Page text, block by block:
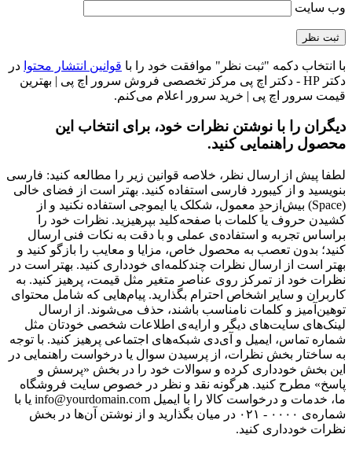
وب‌ سایت
با انتخاب دکمه "ثبت نظر" موافقت خود را با قوانین انتشار محتوا در
دکتر HP - دکتر اچ پی مرکز تخصصی فروش سرور اچ پی | بهترین
قیمت سرور اچ پی | خرید سرور اعلام می‌کنم.
دیگران را با نوشتن نظرات خود، برای انتخاب این
محصول راهنمایی کنید.
لطفا پیش از ارسال نظر، خلاصه قوانین زیر را مطالعه کنید: فارسی
بنویسید و از کیبورد فارسی استفاده کنید. بهتر است از فضای خالی
(Space) بیش‌از‌حدِ معمول، شکلک یا ایموجی استفاده نکنید و از
کشیدن حروف یا کلمات با صفحه‌کلید بپرهیزید. نظرات خود را
براساس تجربه و استفاده‌ی عملی و با دقت به نکات فنی ارسال
کنید؛ بدون تعصب به محصول خاص، مزایا و معایب را بازگو کنید و
بهتر است از ارسال نظرات چندکلمه‌‌ای خودداری کنید. بهتر است در
نظرات خود از تمرکز روی عناصر متغیر مثل قیمت، پرهیز کنید. به
کاربران و سایر اشخاص احترام بگذارید. پیام‌هایی که شامل محتوای
توهین‌آمیز و کلمات نامناسب باشند، حذف می‌شوند. از ارسال
لینک‌های سایت‌های دیگر و ارایه‌ی اطلاعات شخصی خودتان مثل
شماره تماس، ایمیل و آی‌دی شبکه‌های اجتماعی پرهیز کنید. با توجه
به ساختار بخش نظرات، از پرسیدن سوال یا درخواست راهنمایی در
این بخش خودداری کرده و سوالات خود را در بخش «پرسش و
پاسخ» مطرح کنید. هرگونه نقد و نظر در خصوص سایت فروشگاه
ما، خدمات و درخواست کالا را با ایمیل info@yourdomain.com یا با
شماره‌ی ۰۰۰۰ - ۰۲۱ در میان بگذارید و از نوشتن آن‌ها در بخش
نظرات خودداری کنید.